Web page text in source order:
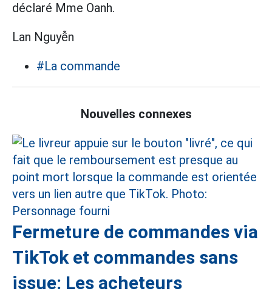
déclaré Mme Oanh.
Lan Nguyễn
#La commande
Nouvelles connexes
Fermeture de commandes via
TikTok et commandes sans
issue: Les acheteurs